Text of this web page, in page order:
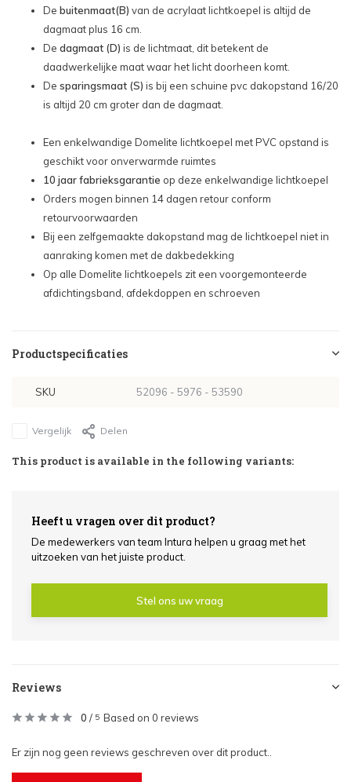
Dagmaat lichtkoepel: 100x150 cm - €1.084,57
Dagmaat lichtkoepel: 100x160 cm - €1.096,30
Dagmaat lichtkoepel: 120x120 cm - €808,55
De buitenmaat(B) van de acrylaat lichtkoepel is altijd de
dagmaat plus 16 cm.
De dagmaat (D) is de lichtmaat, dit betekent de
daadwerkelijke maat waar het licht doorheen komt.
De sparingsmaat (S) is bij een schuine pvc dakopstand 16/20
is altijd 20 cm groter dan de dagmaat.
Een enkelwandige Domelite lichtkoepel met PVC opstand is
geschikt voor onverwarmde ruimtes
10 jaar fabrieksgarantie op deze enkelwandige lichtkoepel
Orders mogen binnen 14 dagen retour conform
retourvoorwaarden
Bij een zelfgemaakte dakopstand mag de lichtkoepel niet in
aanraking komen met de dakbedekking
Op alle Domelite lichtkoepels zit een voorgemonteerde
afdichtingsband, afdekdoppen en schroeven
Productspecificaties
SKU 52096 - 5976 - 53590
Vergelijk Delen
This product is available in the following variants:
Heeft u vragen over dit product?
De medewerkers van team Intura helpen u graag met het
uitzoeken van het juiste product.
Stel ons uw vraag
Reviews
0 / 5 Based on 0 reviews
Er zijn nog geen reviews geschreven over dit product..